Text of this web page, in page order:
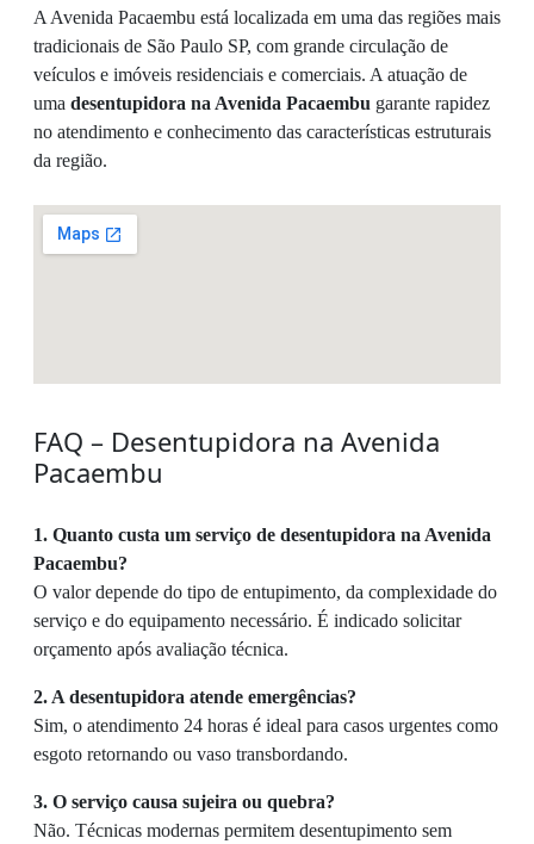
A Avenida Pacaembu está localizada em uma das regiões mais
tradicionais de São Paulo SP, com grande circulação de
veículos e imóveis residenciais e comerciais. A atuação de
uma desentupidora na Avenida Pacaembu garante rapidez
no atendimento e conhecimento das características estruturais
da região.
FAQ – Desentupidora na Avenida
Pacaembu
1. Quanto custa um serviço de desentupidora na Avenida
Pacaembu?
O valor depende do tipo de entupimento, da complexidade do
serviço e do equipamento necessário. É indicado solicitar
orçamento após avaliação técnica.
2. A desentupidora atende emergências?
Sim, o atendimento 24 horas é ideal para casos urgentes como
esgoto retornando ou vaso transbordando.
3. O serviço causa sujeira ou quebra?
Não. Técnicas modernas permitem desentupimento sem